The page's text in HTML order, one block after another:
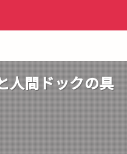
人間ドックの具